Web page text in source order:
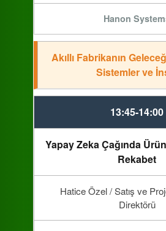
Hanon
Akıllı Fabrikanın
Sistemler ve
13:45-14:00
Yapay Zeka Çağında
Rekabet
Hatice Özel / Satış ve
Direktörü